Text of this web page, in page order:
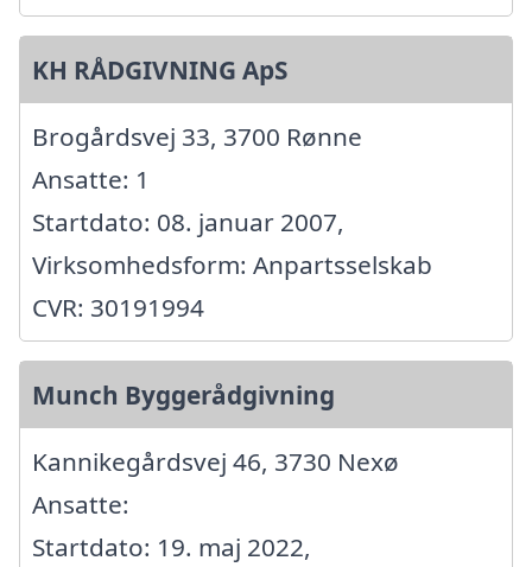
KH RÅDGIVNING ApS
Brogårdsvej 33, 3700 Rønne
Ansatte: 1
Startdato: 08. januar 2007,
Virksomhedsform: Anpartsselskab
CVR: 30191994
Munch Byggerådgivning
Kannikegårdsvej 46, 3730 Nexø
Ansatte:
Startdato: 19. maj 2022,